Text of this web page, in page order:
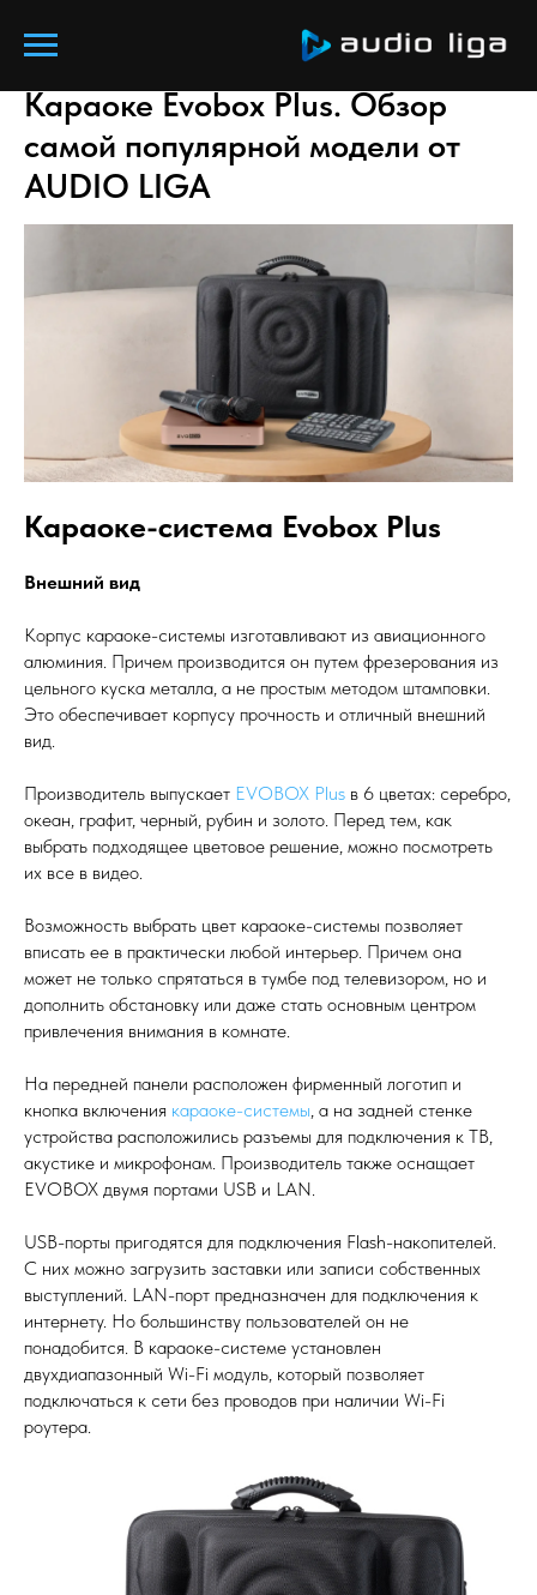
Караоке Evobox Plus. Обзор
самой популярной модели от
AUDIO LIGA
Караоке-система Evobox Plus
Внешний вид
Корпус караоке-системы изготавливают из авиационного
алюминия. Причем производится он путем фрезерования из
цельного куска металла, а не простым методом штамповки.
Это обеспечивает корпусу прочность и отличный внешний
вид.
Производитель выпускает EVOBOX Plus в 6 цветах: серебро,
океан, графит, черный, рубин и золото. Перед тем, как
выбрать подходящее цветовое решение, можно посмотреть
их все в видео.
Возможность выбрать цвет караоке-системы позволяет
вписать ее в практически любой интерьер. Причем она
может не только спрятаться в тумбе под телевизором, но и
дополнить обстановку или даже стать основным центром
привлечения внимания в комнате.
На передней панели расположен фирменный логотип и
кнопка включения караоке-системы, а на задней стенке
устройства расположились разъемы для подключения к ТВ,
акустике и микрофонам. Производитель также оснащает
EVOBOX двумя портами USB и LAN.
USB-порты пригодятся для подключения Flash-накопителей.
С них можно загрузить заставки или записи собственных
выступлений. LAN-порт предназначен для подключения к
интернету. Но большинству пользователей он не
понадобится. В караоке-системе установлен
двухдиапазонный Wi-Fi модуль, который позволяет
подключаться к сети без проводов при наличии Wi-Fi
роутера.